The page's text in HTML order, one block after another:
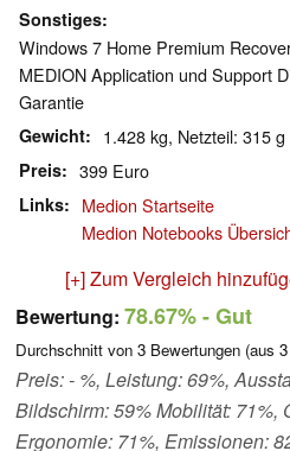
Sonstiges
Windows 7 Home Premium
MEDION Application und Support
Garantie
Gewicht 1.428 kg, Netzteil: 315 g
Preis 399 Euro
Links
Medion Startseite
Medion Notebooks
[+] Zum Vergleich
Bewertung: 78.67%- Gut
Durchschnitt von 3 Bewertungen (aus 3
Preis: - %, Leistung: 69%,
Bildschirm: 59% Mobilität: 71%,
Ergonomie: 71%, Emissionen: